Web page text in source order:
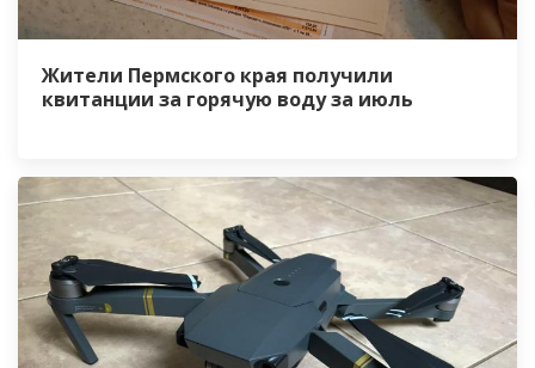
Жители Пермского края получили
квитанции за горячую воду за июль